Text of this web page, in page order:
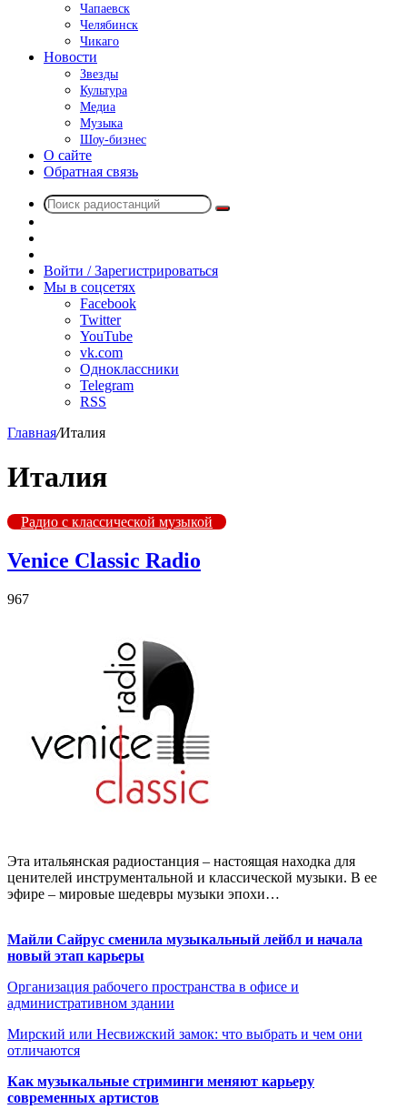
Чапаевск
Челябинск
Чикаго
Новости
Звезды
Культура
Медиа
Музыка
Шоу-бизнес
О сайте
Обратная связь
Поиск
радио
Войти / Зарегистрироваться
Мы в соцсетях
Facebook
Twitter
YouTube
vk.com
Одноклассники
Telegram
RSS
Главная/Италия
Италия
Радио с классической музыкой
Venice Classic Radio
967
Эта итальянская радиостанция – настоящая находка для
ценителей инструментальной и классической музыки. В ее
эфире – мировые шедевры музыки эпохи…
Майли Сайрус сменила музыкальный лейбл и начала
новый этап карьеры
Организация рабочего пространства в офисе и
административном здании
Мирский или Несвижский замок: что выбрать и чем они
отличаются
Как музыкальные стриминги меняют карьеру
современных артистов